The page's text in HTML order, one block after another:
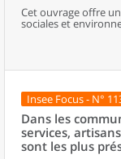
Cet ouvrage offre
sociales et
disparités
population.
Insee Focus - N°
Dans les
services,
sont les plus